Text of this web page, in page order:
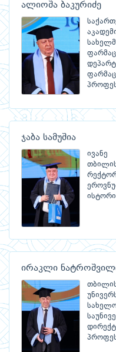
ალიოშა ბაკურიძე
ჯაბა სამუშია
ირაკლი